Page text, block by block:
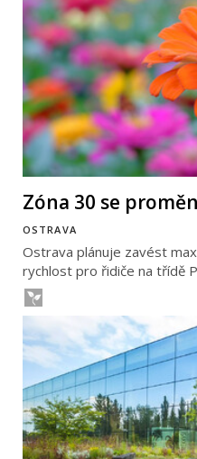
Zóna 30 se
OSTRAVA
Ostrava plánuje zavést
rychlost pro řidiče na třídě